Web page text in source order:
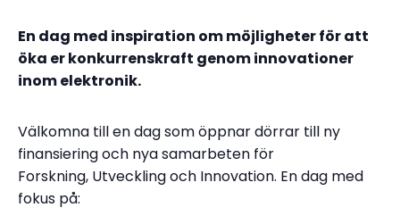
En dag med inspiration om möjligheter för att
öka er konkurrenskraft genom innovationer
inom elektronik.
Välkomna till en dag som öppnar dörrar till ny
finansiering och nya samarbeten för
Forskning, Utveckling och Innovation. En dag med
fokus på: